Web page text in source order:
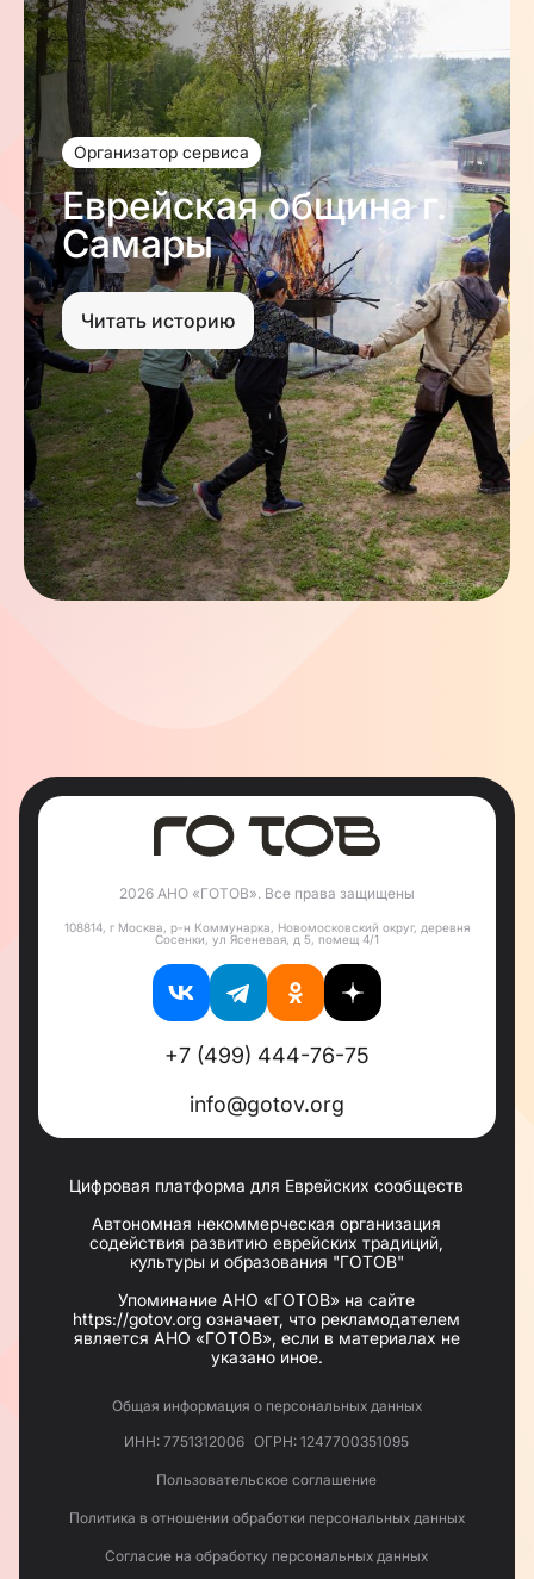
Организатор сервиса
Еврейская община г.
Самары
Читать историю
2026 АНО «ГОТОВ». Все права защищены
108814, г Москва, р-н Коммунарка, Новомосковский округ, деревня
Сосенки, ул Ясеневая, д 5, помещ 4/1
+7 (499) 444-76-75
info@gotov.org
Цифровая платформа для Еврейских сообществ
Автономная некоммерческая организация
содействия развитию еврейских традиций,
культуры и образования "ГОТОВ"
Упоминание АНО «ГОТОВ» на сайте
https://gotov.org означает, что рекламодателем
является АНО «ГОТОВ», если в материалах не
указано иное.
Общая информация о персональных данных
ИНН: 7751312006 ОГРН: 1247700351095
Пользовательское соглашение
Политика в отношении обработки персональных данных
Согласие на обработку персональных данных